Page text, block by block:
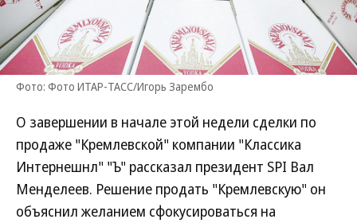
Фото: Фото ИТАР-ТАСС/Игорь Зарембо
О завершении в начале этой недели сделки по
продаже "Кремлевской" компании "Классика
Интернешнл" "Ъ" рассказал президент SPI Вал
Менделеев. Решение продать "Кремлевскую" он
объяснил желанием сфокусироваться на